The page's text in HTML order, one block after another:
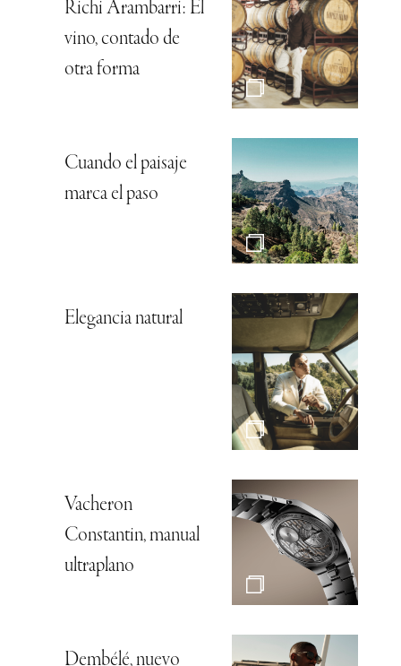
Richi Arambarri: El
vino, contado de
otra forma
Cuando el paisaje
marca el paso
Elegancia natural
Vacheron
Constantin, manual
ultraplano
Dembélé, nuevo